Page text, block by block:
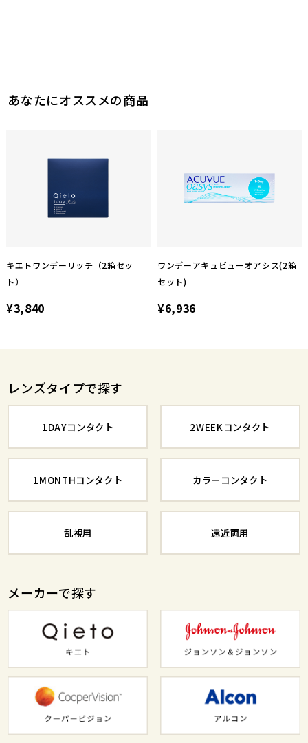
あなたにオススメの商品
キエトワンデーリッチ（2箱セッ
ト）
¥3,840
ワンデーアキュビューオアシス(2箱
セット)
¥6,936
レンズタイプで探す
1DAYコンタクト 2WEEKコンタクト
1MONTHコンタクト カラーコンタクト
乱視用 遠近両用
メーカーで探す